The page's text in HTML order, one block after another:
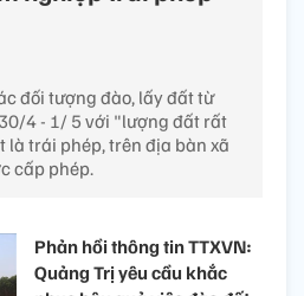
đối tượng đào, lấy đất từ
4 - 1/ 5 với "lượng đất rất
là trái phép, trên địa bàn xã
cấp phép.
Phản hồi thông tin TTXVN:
Quảng Trị yêu cầu khắc